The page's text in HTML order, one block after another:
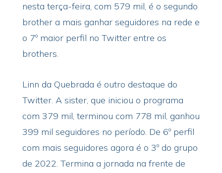
nesta terça-feira, com 579 mil, é o segundo
brother a mais ganhar seguidores na rede e
o 7º maior perfil no Twitter entre os
brothers.
Linn da Quebrada é outro destaque do
Twitter. A sister, que iniciou o programa
com 379 mil, terminou com 778 mil, ganhou
399 mil seguidores no período. De 6º perfil
com mais seguidores agora é o 3º do grupo
de 2022. Termina a jornada na frente de